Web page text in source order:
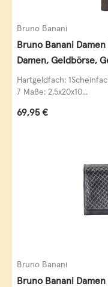
Bruno Banani
Bruno Banani
Damen, Geldbörse,
Leder
Hartgeldfach:
7 Maße: 2,5x20x10...
Regulärer Preis:
69,95 €
Bruno Banani
Bruno Banani